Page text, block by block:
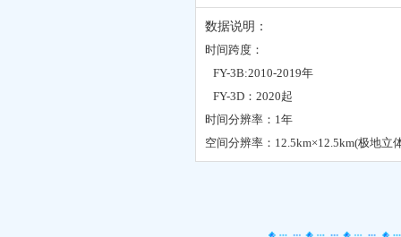
数据说明：
时间跨度：
FY-3B:2010-2019年
FY-3D：2020起
时间分辨率： 1年
空间分辨率： 12.5km×12.5km(极地立